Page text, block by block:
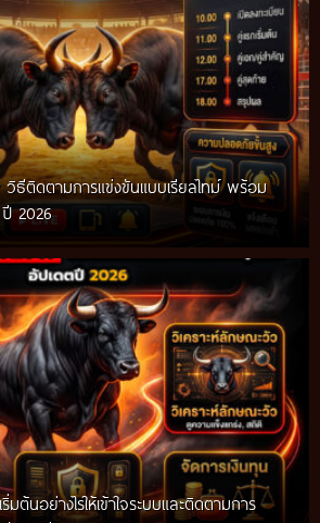
วิธีติดตามการแข่งขันแบบเรียลไทม์ พร้อม
2026
ต้นอย่างไรให้เข้าใจระบบและติดตามการ